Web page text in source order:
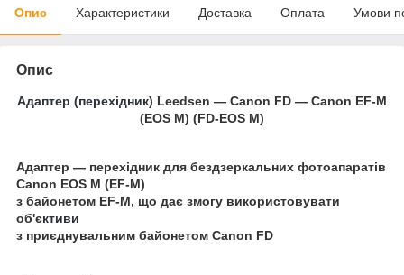
Опис Характеристики Доставка Оплата Умови
Опис
Адаптер (перехідник) Leedsen — Canon FD — Canon EF-M
(EOS M) (FD-EOS M)
Адаптер — перехідник для бездзеркальних фотоапаратів
Canon EOS M (EF-M)
з байонетом EF-M, що дає змогу використовувати
об'єктиви
з приєднувальним байонетом Canon FD